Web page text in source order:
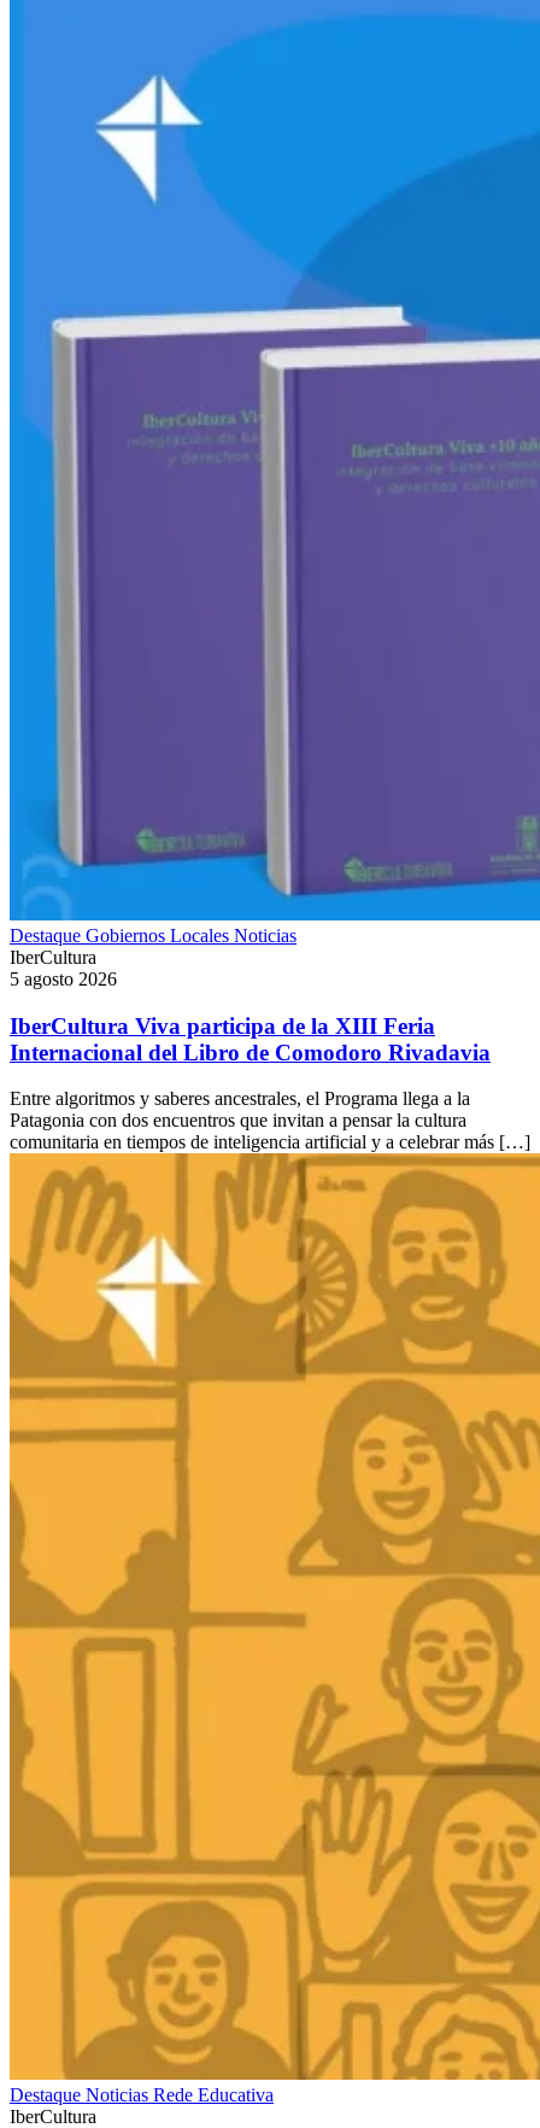
Destaque Gobiernos Locales Noticias
IberCultura
5 agosto 2026
IberCultura Viva participa de la XIII Feria
Internacional del Libro de Comodoro Rivadavia
Entre algoritmos y saberes ancestrales, el Programa llega a la
Patagonia con dos encuentros que invitan a pensar la cultura
comunitaria en tiempos de inteligencia artificial y a celebrar más […]
Destaque Noticias Rede Educativa
IberCultura